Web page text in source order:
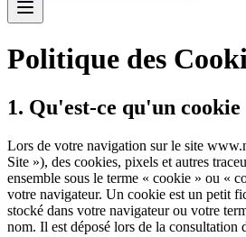
Politique des
1. Qu'est-ce qu'un cookie
Lors de votre navigation sur le site
Site »), des cookies, pixels et autres
ensemble sous le terme « cookie » ou «
votre navigateur. Un cookie est un petit
stocké dans votre navigateur ou votre
nom. Il est déposé lors de la consultation